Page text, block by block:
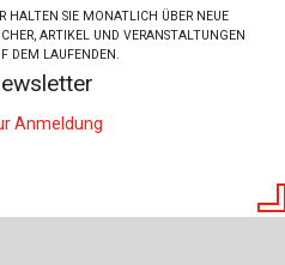
Library Ingenieurbaupreis
HALTEN SIE MONATLICH ÜBER NEUE
ARTIKEL UND VERANSTALTUNGEN
DEM LAUFENDEN.
Anmeldung